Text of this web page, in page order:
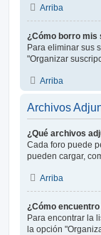
Arriba
¿Cómo borro
Para eliminar sus
"Organizar
Arriba
Archivos
¿Qué archivos
Cada foro puede
pueden cargar,
Arriba
¿Cómo
Para encontrar la
la opción